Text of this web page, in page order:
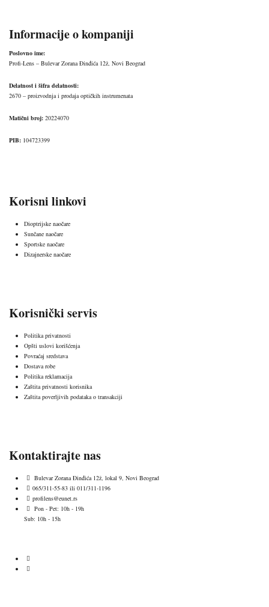
Informacije o kompaniji
Poslovno ime:
Profi-Lens – Bulevar Zorana Đinđića 12ž, Novi Beograd
Delatnost i šifra delatnosti:
2670 – proizvodnja i prodaja optičkih instrumenata
Matični broj: 20224070
PIB: 104723399
Korisni linkovi
Dioptrijske naočare
Sunčane naočare
Sportske naočare
Dizajnerske naočare
Korisnički servis
Politika privatnosti
Opšti uslovi korišćenja
Povraćaj sredstava
Dostava robe
Politika reklamacija
Zaštita privatnosti korisnika
Zaštita poverljivih podataka o transakciji
Kontaktirajte nas
Bulevar Zorana Đinđića 12ž, lokal 9, Novi Beograd
065/311-55-83 ili 011/311-1196
profilens@eunet.rs
Pon - Pet: 10h - 19h
Sub: 10h - 15h